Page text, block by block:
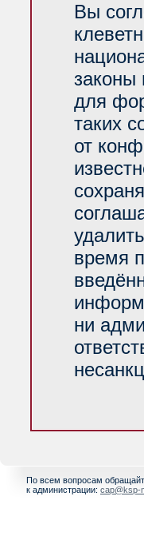
Вы
законы
для
таких
от
время
ни
По всем вопросам
к администрации: cap@ksp-